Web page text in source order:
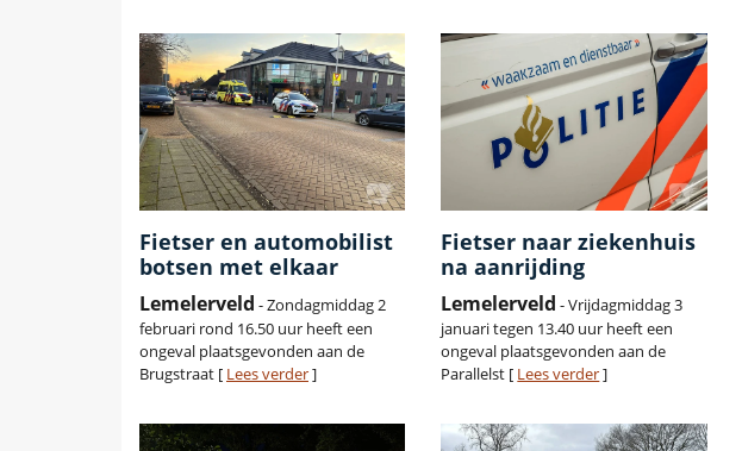
Fietser en automobilist
botsen met elkaar
Lemelerveld - Zondagmiddag 2
februari rond 16.50 uur heeft een
ongeval plaatsgevonden aan de
Brugstraat [ Lees verder]
Fietser naar ziekenhuis
na aanrijding
Lemelerveld - Vrijdagmiddag 3
januari tegen 13.40 uur heeft een
ongeval plaatsgevonden aan de
Parallelst [ Lees verder]